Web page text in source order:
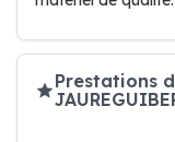
Prestations